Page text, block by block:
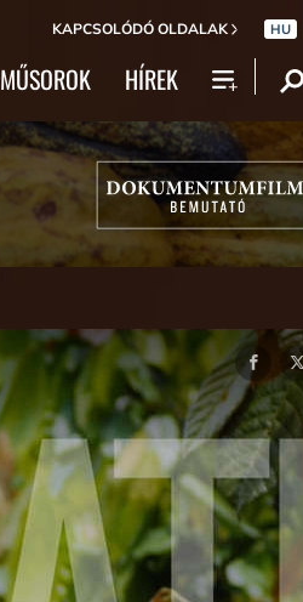
KAPCSOLÓDÓ OLDALAK HU
MŰSOROK HÍREK